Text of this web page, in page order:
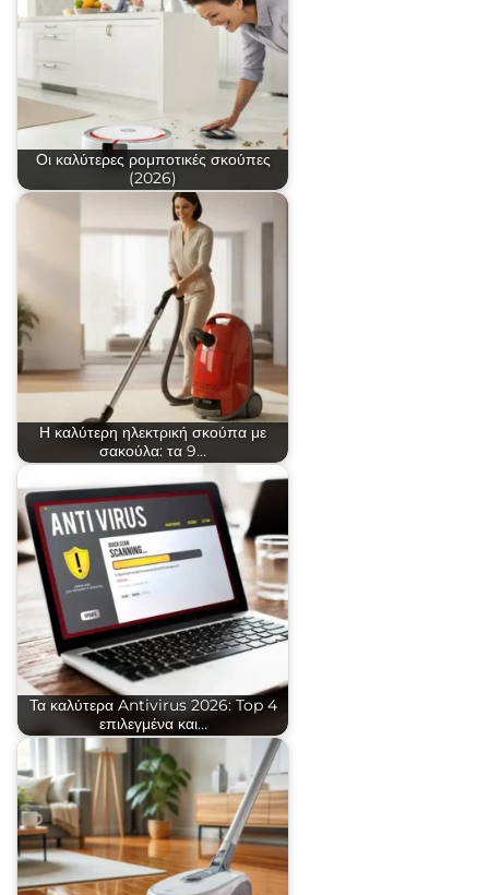
Οι καλύτερες ρομποτικές σκούπες
(2026)
Η καλύτερη ηλεκτρική σκούπα με
σακούλα: τα 9…
Τα καλύτερα Antivirus 2026: Top 4
επιλεγμένα και…